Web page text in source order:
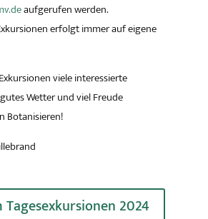
aufgerufen werden.
erfolgt immer auf eigene
viele interessierte
Wetter und viel Freude
Botanisieren!
2024